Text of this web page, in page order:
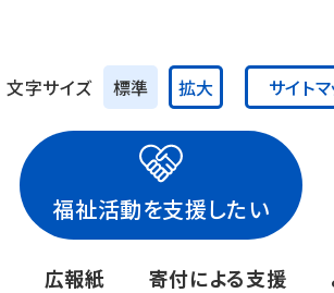
文字サイズ 標準 拡大 サイト
福祉活動を支援したい
広報紙 寄付による支援